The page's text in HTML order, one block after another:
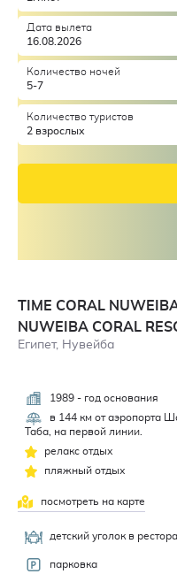
Дата вылета
16.08.2026
Количество ночей
5-7
Количество туристов
2 взрослых
TIME CORAL
NUWEIBA CORAL
Египет, Нувейба
1989 - год основания
в 144 км от аэропорта
Таба, на первой линии.
релакс отдых
пляжный отдых
посмотреть на карте
детский уголок в
парковка